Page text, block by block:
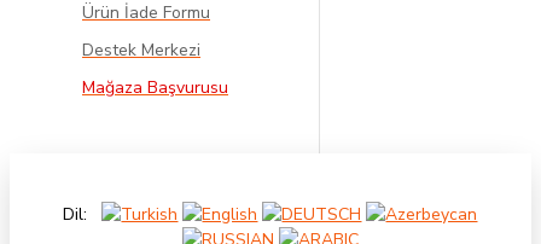
Ürün İade Formu
Destek Merkezi
Mağaza Başvurusu
Dil: